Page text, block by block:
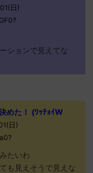
日)
ションで見えてな
めた！ (ﾜｯﾁｮｲW
日)
たいわ
も見えそうで見えな